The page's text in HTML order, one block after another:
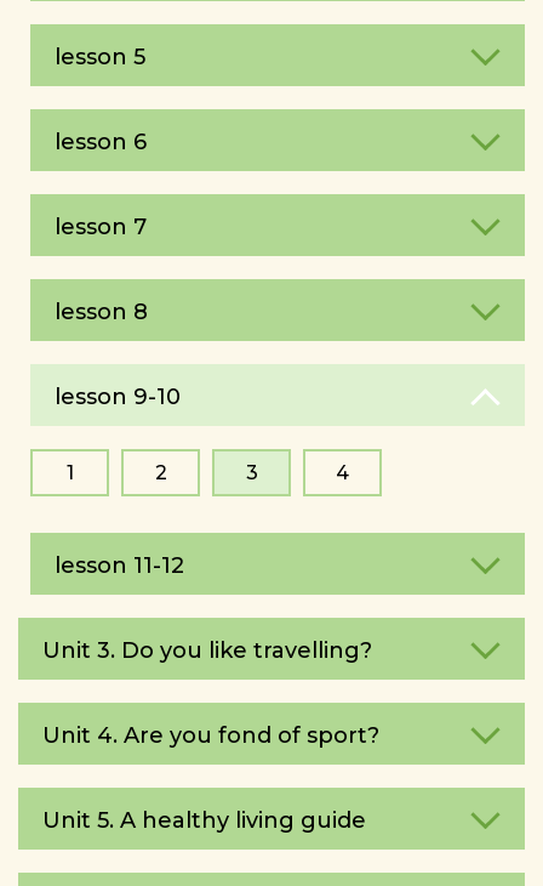
lesson 5
lesson 6
lesson 7
lesson 8
lesson 9-10
1 2 3 4
lesson 11-12
Unit 3. Do you like travelling?
Unit 4. Are you fond of sport?
Unit 5. A healthy living guide